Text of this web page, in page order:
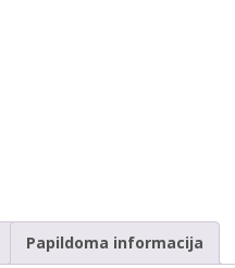
Papildoma informacija